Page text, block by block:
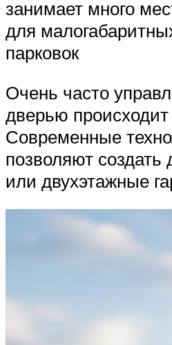
занимает много
для
парковок
Очень часто
дверью происходит
Современные
позволяют создать
или двухэтажные